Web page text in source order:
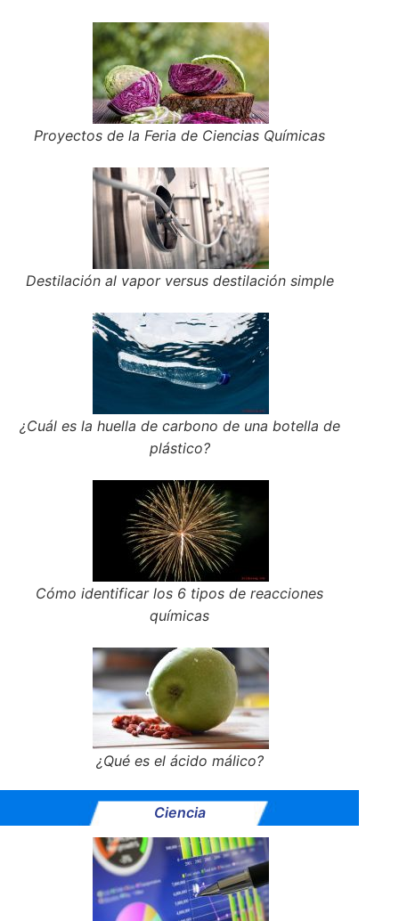
Proyectos de la Feria de Ciencias Químicas
Destilación al vapor versus destilación simple
¿Cuál es la huella de carbono de una botella de
plástico?
Cómo identificar los 6 tipos de reacciones
químicas
¿Qué es el ácido málico?
Ciencia